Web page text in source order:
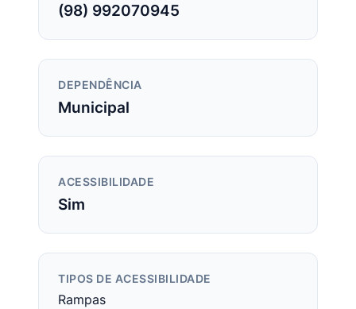
(98) 992070945
DEPENDÊNCIA
Municipal
ACESSIBILIDADE
Sim
TIPOS DE ACESSIBILIDADE
Rampas